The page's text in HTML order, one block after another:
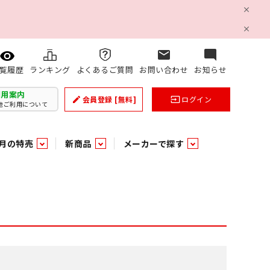
履歴 ランキング よくあるご質問
mail
お問い合わせ
mode_comment
お知らせ
案内
ご利用について create 会員登録 [無料] inputログイン
文具 玩具 スポーツ用品
家庭補修
の特売 新商品 メーカーで探す